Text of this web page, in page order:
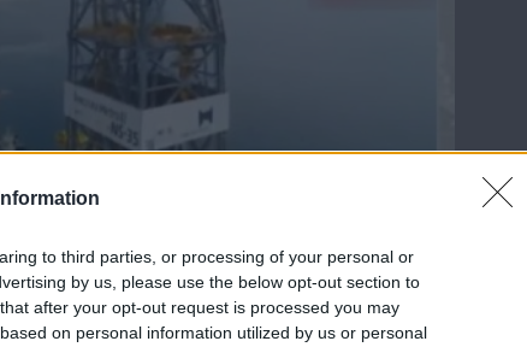
to third parties, or processing of your personal or
by us, please use the below opt-out section to
after your opt-out request is processed you may
on personal information utilized by us or personal